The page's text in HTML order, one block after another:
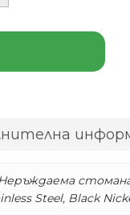
Steel, Black